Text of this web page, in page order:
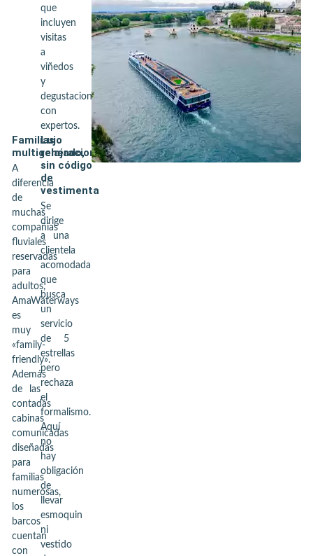
que
incluyen
visitas
a
viñedos
y
degustaciones
con
expertos.
Familias
multigeneracionales
A
diferencia
de
muchas
compañías
fluviales
reservadas
para
adultos,
AmaWaterways
es
muy
«family-
friendly».
Además
de las
contadas
cabinas
comunicadas
diseñadas
para
familias
numerosas,
los
barcos
cuentan
con
Lujo
relajado,
sin código
de
vestimenta
Se
dirige
a una
clientela
acomodada
que
busca
un
servicio
de 5
estrellas
pero
rechaza
el
formalismo.
Aquí
no
hay
obligación
de
llevar
esmoquin
ni
vestido